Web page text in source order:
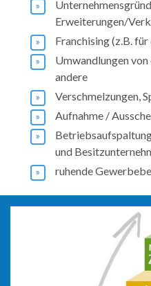
Erweiterungen/
Franchising (z.B.
Umwandlungen
andere
Verschmelzungen,
Aufnahme /
und
ruhende